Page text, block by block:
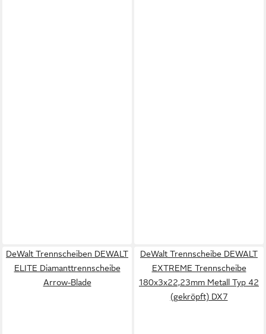
DeWalt Trennscheiben DEWALT
ELITE Diamanttrennscheibe
Arrow-Blade
DeWalt Trennscheibe DEWALT
EXTREME Trennscheibe
180x3x22,23mm Metall Typ 42
(gekröpft) DX7